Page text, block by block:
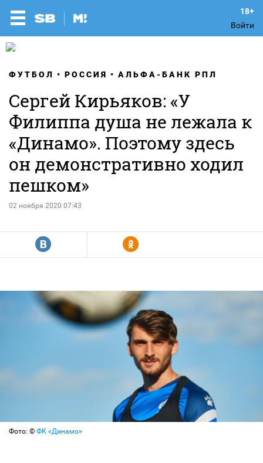
Войти
ФУТБОЛ РОССИЯ АЛЬФА-БАНК РПЛ
Сергей Кирьяков: «У
Филиппа душа не лежала к
«Динамо». Поэтому здесь
он демонстративно ходил
пешком»
02 ноября 2020 07:43
R Y
Фото: © ФК «Динамо»